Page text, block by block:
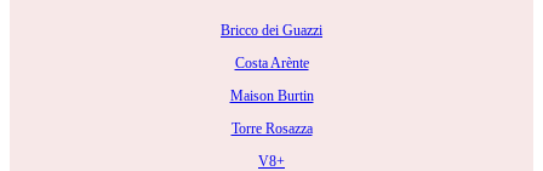
Bricco dei Guazzi
Costa Arènte
Maison Burtin
Torre Rosazza
V8+